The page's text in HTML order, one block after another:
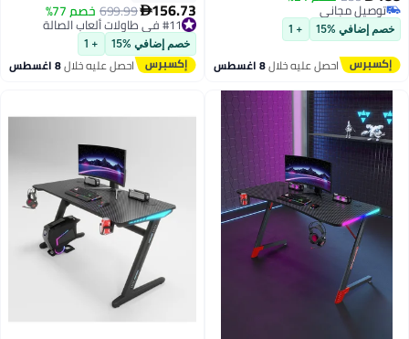
توصيل مجاني
توصيل مجاني
خصم إضافي %15 + 1
احصل عليه خلال8 اغسطس
هدية، (أسود، 100x60x75 سم)
156.73
699.99خصم 77%
#11 في طاولات ألعاب الصالة
#11 في طاولات ألعاب الصالة
خصم إضافي %15 + 1
احصل عليه خلال8 اغسطس